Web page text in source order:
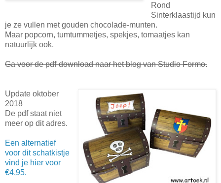
Rond
Sinterklaastijd kun
je ze vullen met gouden chocolade-munten.
Maar popcorn, tumtummetjes, spekjes, tomaatjes kan
natuurlijk ook.
Ga voor de pdf-download naar het blog van Studio Formo.
Update oktober
2018
De pdf staat niet
meer op dit adres.
Een alternatief
voor dit schatkistje
vind je hier voor
€4,95.